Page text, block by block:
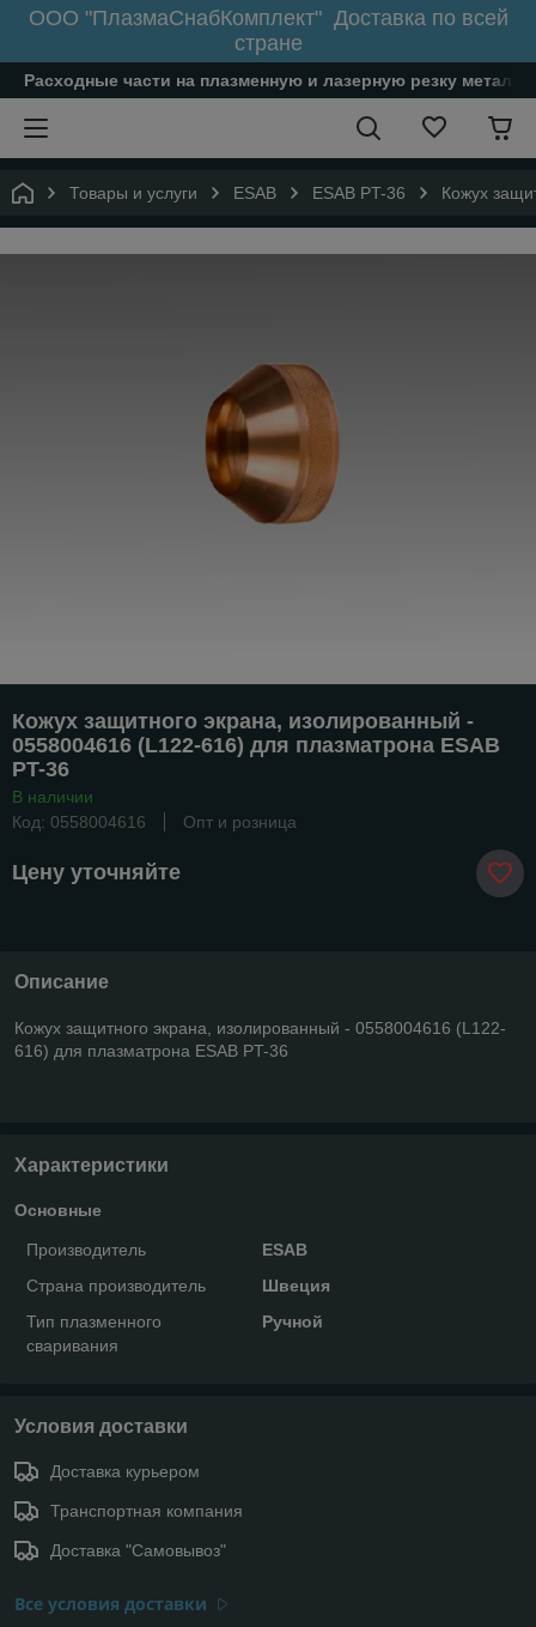
ООО "ПлазмаСнабКомплект" Доставка по всей
стране
Расходные части на плазменную и лазерную резку
Товары и услуги ESAB ESAB PT-36 Кожух
Кожух защитного экрана, изолированный -
0558004616 (L122-616) для плазматрона ESAB
PT-36
В наличии
Код: 0558004616
Опт и розница
Цену уточняйте
Описание
Кожух защитного экрана, изолированный - 0558004616 (L122-
616) для плазматрона ESAB PT-36
Характеристики
Основные
Производитель
ESAB
Страна производитель
Швеция
Тип плазменного
сваривания
Ручной
Условия доставки
Доставка курьером
Транспортная компания
Доставка "Самовывоз"
Все условия доставки